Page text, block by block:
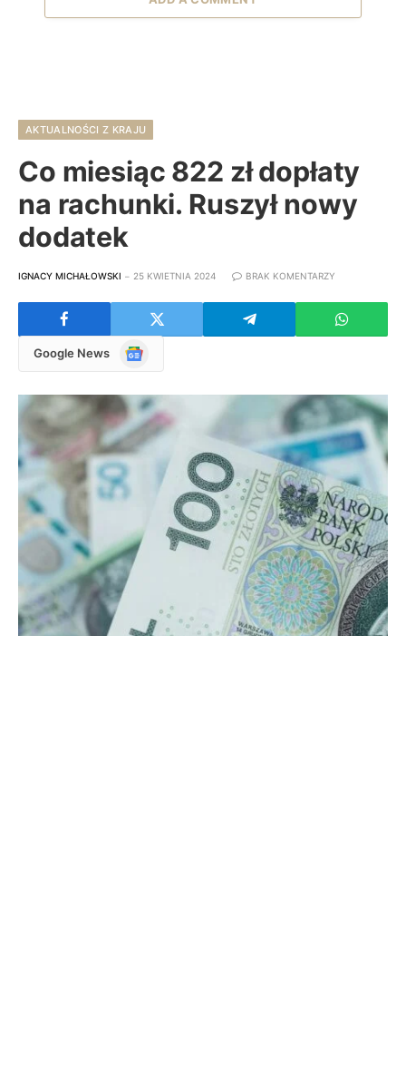
AKTUALNOŚCI Z KRAJU
Co miesiąc 822 zł dopłaty
na rachunki. Ruszył nowy
dodatek
IGNACY MICHAŁOWSKI 25 KWIETNIA 2024 BRAK KOMENTARZY
Google News
Google